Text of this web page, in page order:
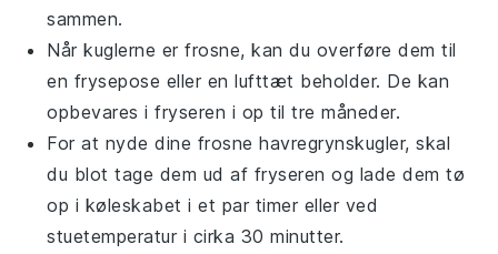
sammen.
Når kuglerne er frosne, kan du overføre dem til
en frysepose eller en lufttæt beholder. De kan
opbevares i fryseren i op til tre måneder.
For at nyde dine frosnehavregrynskugler, skal
du blot tage dem ud af fryseren og lade dem tø
op i køleskabet i et par timer eller ved
stuetemperatur i cirka 30 minutter.